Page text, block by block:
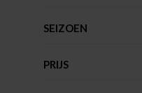
SEIZOEN
PRIJS